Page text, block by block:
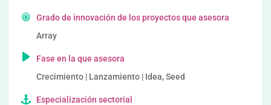
Grado de innovación de los proyectos que asesora
Array
Fase en la que asesora
Crecimiento | Lanzamiento | Idea, Seed
Especialización sectorial